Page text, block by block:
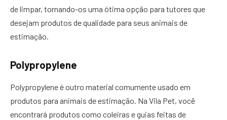
de limpar, tornando-os uma ótima opção para tutores que
desejam produtos de qualidade para seus animais de
estimação.
Polypropylene
Polypropylene é outro material comumente usado em
produtos para animais de estimação. Na Vila Pet, você
encontrará produtos como coleiras e guias feitas de